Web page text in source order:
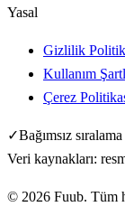
Yasal
Gizlilik
Kullanım
Çerez
✓Bağımsız
Veri kaynakları:
© 2026 Fuub. Tüm